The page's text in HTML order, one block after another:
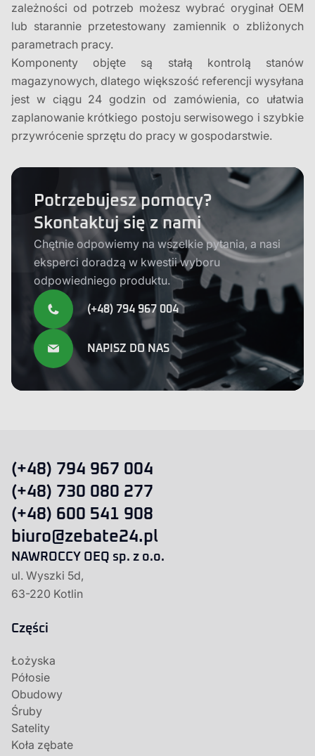
zależności od potrzeb możesz wybrać oryginał OEM
lub starannie przetestowany zamiennik o zbliżonych
parametrach pracy.
Komponenty objęte są stałą kontrolą stanów
magazynowych, dlatego większość referencji wysyłana
jest w ciągu 24 godzin od zamówienia, co ułatwia
zaplanowanie krótkiego postoju serwisowego i szybkie
przywrócenie sprzętu do pracy w gospodarstwie.
Potrzebujesz pomocy?
Skontaktuj się z nami
Chętnie odpowiemy na wszelkie pytania, a nasi
eksperci doradzą w kwestii wyboru
odpowiedniego produktu.
(+48) 794 967 004
NAPISZ DO NAS
(+48) 794 967 004
(+48) 730 080 277
(+48) 600 541 908
biuro@zebate24.pl
NAWROCCY OEQ sp. z o.o.
ul. Wyszki 5d,
63-220 Kotlin
Części
Łożyska
Półosie
Obudowy
Śruby
Satelity
Koła zębate